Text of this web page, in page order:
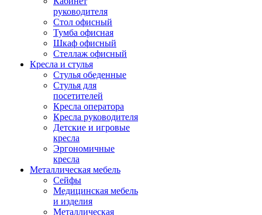
руководителя
Стол офисный
Тумба офисная
Шкаф офисный
Стеллаж офисный
Кресла и стулья
Стулья обеденные
Стулья для
посетителей
Кресла оператора
Кресла руководителя
Детские и игровые
кресла
Эргономичные
кресла
Металлическая мебель
Сейфы
Медицинская мебель
и изделия
Металлическая